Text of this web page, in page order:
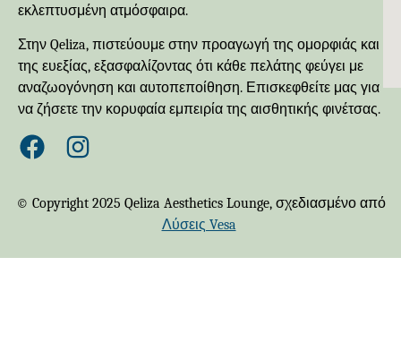
εκλεπτυσμένη ατμόσφαιρα.
Στην Qeliza, πιστεύουμε στην προαγωγή της ομορφιάς και
της ευεξίας, εξασφαλίζοντας ότι κάθε πελάτης φεύγει με
αναζωογόνηση και αυτοπεποίθηση. Επισκεφθείτε μας για
να ζήσετε την κορυφαία εμπειρία της αισθητικής φινέτσας.
© Copyright 2025 Qeliza Aesthetics Lounge, σχεδιασμένο από
Λύσεις Vesa